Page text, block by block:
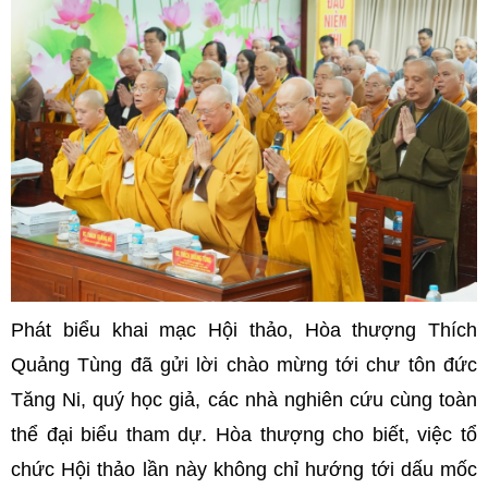
Phát biểu khai mạc Hội thảo, Hòa thượng Thích
Quảng Tùng đã gửi lời chào mừng tới chư tôn đức
Tăng Ni, quý học giả, các nhà nghiên cứu cùng toàn
thể đại biểu tham dự. Hòa thượng cho biết, việc tổ
chức Hội thảo lần này không chỉ hướng tới dấu mốc